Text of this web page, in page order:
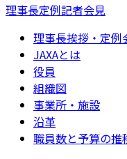
理事長定例記者会見
理事長挨拶・定例
JAXAとは
役員
組織図
事業所・施設
沿革
職員数と予算の推